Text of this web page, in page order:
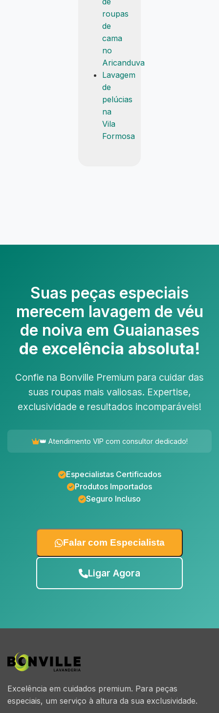
roupas
de
cama
no
Aricanduva
Lavagem
de
pelúcias
na
Vila
Formosa
Suas peças especiais
merecem lavagem de véu
de noiva em Guaianases
de excelência absoluta!
Confie na Bonville Premium para cuidar das
suas roupas mais valiosas. Expertise,
exclusividade e resultados incomparáveis!
👑 Atendimento VIP com consultor dedicado!
Especialistas Certificados
Produtos Importados
Seguro Incluso
Falar com Especialista
Ligar Agora
Excelência em cuidados premium. Para peças
especiais, um serviço à altura da sua exclusividade.